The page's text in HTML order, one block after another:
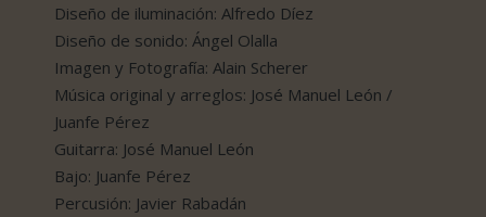
Diseño de iluminación: Alfredo Díez
Diseño de sonido: Ángel Olalla
Imagen y Fotografía: Alain Scherer
Música original y arreglos: José Manuel León /
Juanfe Pérez
Guitarra: José Manuel León
Bajo: Juanfe Pérez
Percusión: Javier Rabadán